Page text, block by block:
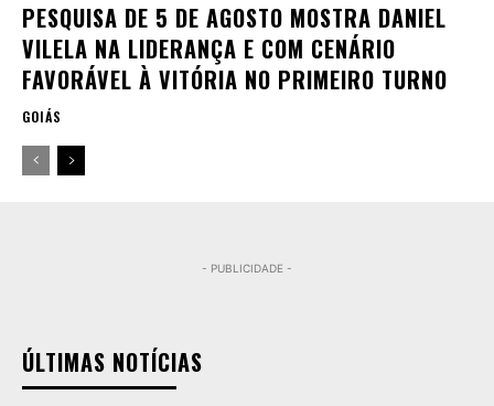
PESQUISA DE 5 DE AGOSTO MOSTRA DANIEL
VILELA NA LIDERANÇA E COM CENÁRIO
FAVORÁVEL À VITÓRIA NO PRIMEIRO TURNO
GOIÁS
- PUBLICIDADE -
ÚLTIMAS NOTÍCIAS